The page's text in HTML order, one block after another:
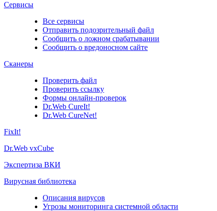
Сервисы
Все сервисы
Отправить подозрительный файл
Сообщить о ложном срабатывании
Сообщить о вредоносном сайте
Сканеры
Проверить файл
Проверить ссылку
Формы онлайн-проверок
Dr.Web CureIt!
Dr.Web CureNet!
FixIt!
Dr.Web vxCube
Экспертиза ВКИ
Вирусная библиотека
Описания вирусов
Угрозы мониторинга системной области